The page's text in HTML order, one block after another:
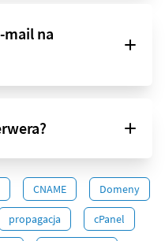
mail na
CNAME Domeny
propagacja cPanel